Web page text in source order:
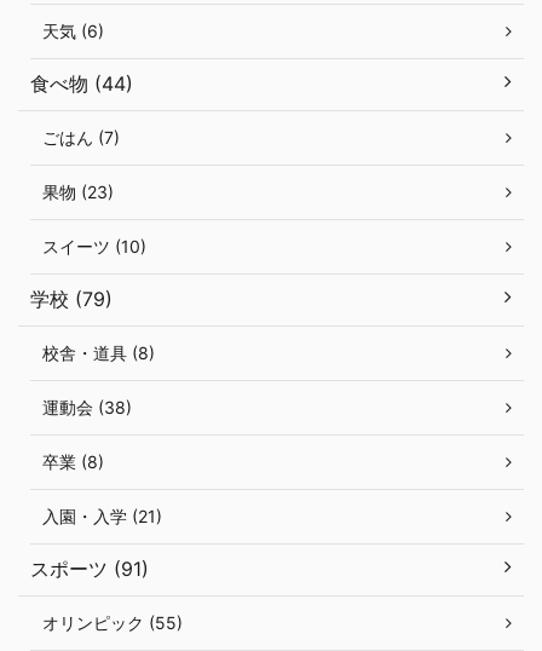
天気 (6)
食べ物 (44)
ごはん (7)
果物 (23)
スイーツ (10)
学校 (79)
校舎・道具 (8)
運動会 (38)
卒業 (8)
入園・入学 (21)
スポーツ (91)
オリンピック (55)